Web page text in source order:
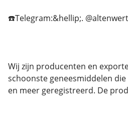
☎️Telegram:&hellip;.
Wij zijn producenten en
schoonste geneesmiddelen
en meer geregistreerd. De